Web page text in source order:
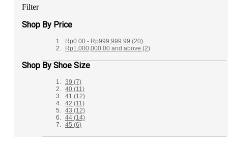
Filter
Shop By Price
Rp0.00 - Rp999,999.99 (20)
Rp1,000,000.00 and above (2)
Shop By Shoe Size
39 (7)
40 (11)
41 (12)
42 (11)
43 (12)
44 (14)
45 (6)